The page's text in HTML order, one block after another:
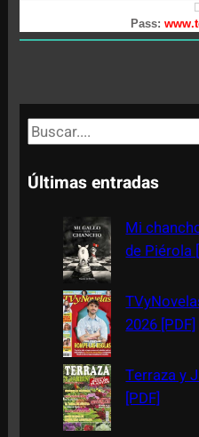
Pass:
S
e
a
Últimas entradas
Mi
de Piérola
2026 [PDF]
Terraza y
[PDF]